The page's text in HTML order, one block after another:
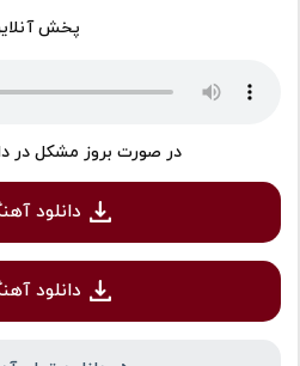
پخش
در صورت بروز مشکل در
دانلود
دانلود